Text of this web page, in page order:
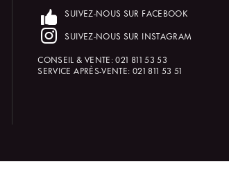
SUIVEZ-NOUS SUR FACEBOOK
SUIVEZ-NOUS SUR INSTAGRAM
CONSEIL & VENTE:021 811 53 53
SERVICE APRÈS-VENTE: 021 811 53 51